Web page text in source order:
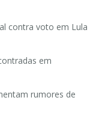
contra voto em Lula
em
rumores de